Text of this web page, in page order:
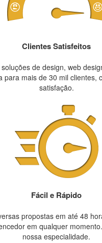
Clientes Satisfeitos
de design, web
para mais de 30 mil clientes,
satisfação.
Fácil e Rápido
propostas em até 48
em qualquer
nossa especialidade.